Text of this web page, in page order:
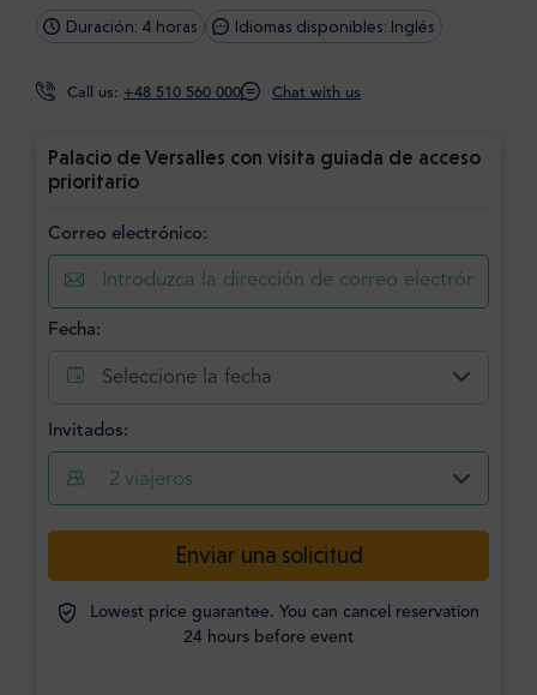
Duración: 4 horas Idiomas disponibles: Inglés
Call us: +48 510 560 000 Chat with us
Palacio de Versalles con visita guiada de acceso
prioritario
Correo electrónico:
Fecha:
Seleccione la fecha
Invitados:
2 viajeros
Enviar una solicitud
Lowest price guarantee. You can cancel reservation
24 hours before event